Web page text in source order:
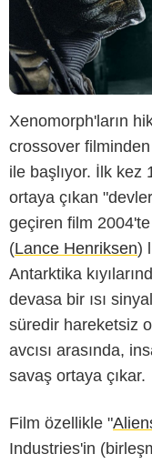
Xenomorph'ların
crossover
ile başlıyor. İlk kez
ortaya çıkan
geçiren film
(Lance Henriksen)
Antarktika
devasa bir ısı
süredir hareketsiz
avcısı arasında,
savaş ortaya çıkar.
Film özellikle "
Industries'in